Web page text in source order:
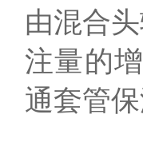
由混合
注量的
通套管